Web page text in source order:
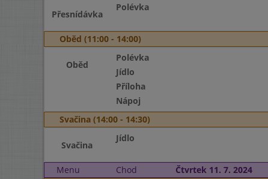
Přesnídávka
Polévka
Oběd (11:00 - 14:00)
Oběd
Polévka
Jídlo
Příloha
Nápoj
Svačina (14:00 - 14:30)
Svačina
Jídlo
Menu Chod Čtvrtek 11. 7. 2024